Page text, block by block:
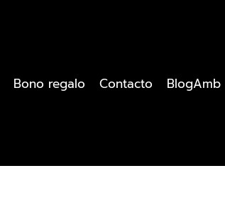
Bono regalo Contacto BlogAmb